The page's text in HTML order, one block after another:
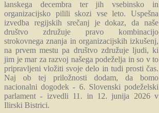
lanskega decembra ter jih vsebinsko in
organizacijsko pilili skozi vse leto. Uspešna
izvedba regijskih srečanj je dokaz, da naše
društvo združuje pravo kombinacijo
strokovnega znanja in organizacijskih izkušenj,
na prvem mestu pa društvo združuje ljudi, ki
jim je mar za razvoj našega podeželja in so v to
pripravljeni vložiti svoje delo in tudi prosti čas.
Naj ob tej priložnosti dodam, da bomo
nacionalni dogodek - 6. Slovenski podeželski
parlament - izvedli 11. in 12. junija 2026 v
Ilirski Bistrici.